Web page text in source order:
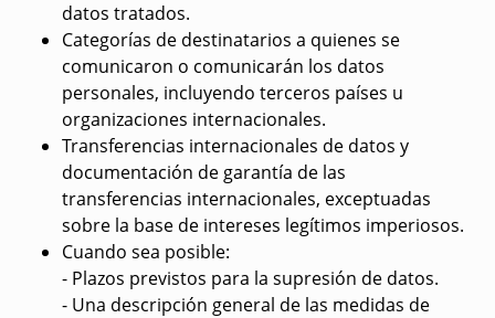
datos tratados.
Categorías de destinatarios a quienes se
comunicaron o comunicarán los datos
personales, incluyendo terceros países u
organizaciones internacionales.
Transferencias internacionales de datos y
documentación de garantía de las
transferencias internacionales, exceptuadas
sobre la base de intereses legítimos imperiosos.
Cuando sea posible:
- Plazos previstos para la supresión de datos.
- Una descripción general de las medidas de